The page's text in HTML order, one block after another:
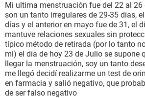
BIENESTAR
SEXUALIDAD
GLOSARIO
Mi ultima menstruación fue del 22 al
son un tanto irregulares de 29-35 días,
días y el anterior en mayo fue de 31, el
mantuve relaciones sexuales sin
típico método de retirada (por lo tanto
mi) el día de hoy 23 de Julio se supone
llegar la menstruación, soy un tanto
me llegó decidí realizarme un test de
en farmacia y salió negativo, que
de ser falso negativo